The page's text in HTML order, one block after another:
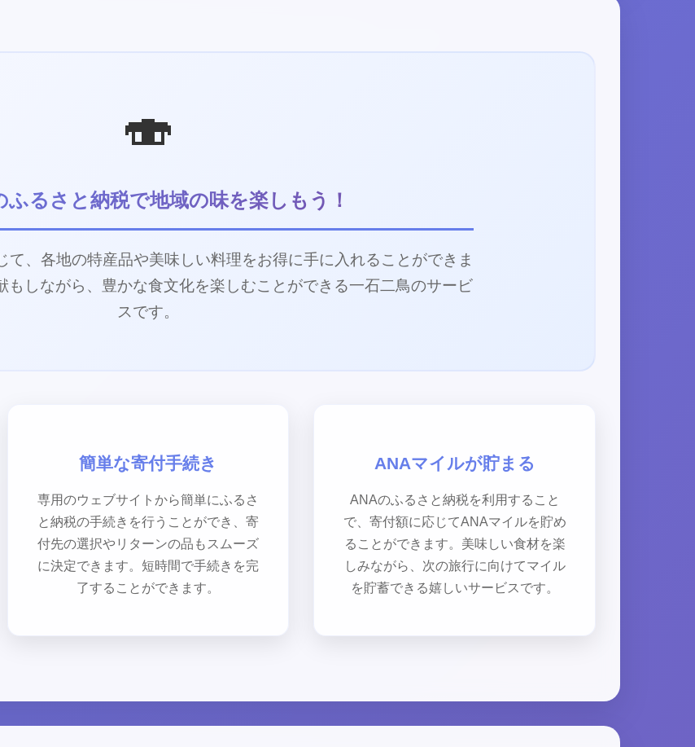
🍣
ふるさと納税で地域の味を楽しもう！
て、各地の特産品や美味しい料理をお得に手に入れることができま
もしながら、豊かな食文化を楽しむことができる一石二鳥のサービ
スです。
簡単な寄付手続き
専用のウェブサイトから簡単にふるさ
と納税の手続きを行うことができ、寄
付先の選択やリターンの品もスムーズ
に決定できます。短時間で手続きを完
了することができます。
ANAマイルが貯まる
ANAのふるさと納税を利用すること
で、寄付額に応じてANAマイルを貯め
ることができます。美味しい食材を楽
しみながら、次の旅行に向けてマイル
を貯蓄できる嬉しいサービスです。